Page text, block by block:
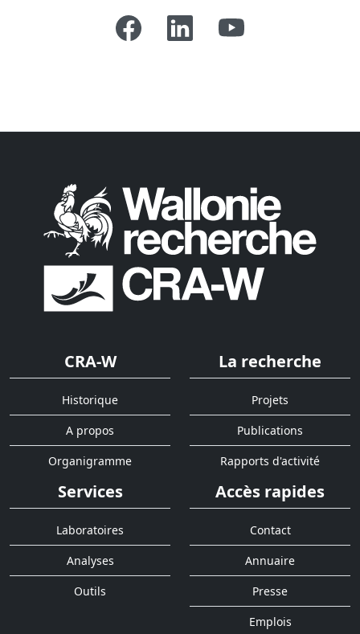
CRA-W
Historique
A propos
Organigramme
La recherche
Projets
Publications
Rapports d'activité
Services
Laboratoires
Analyses
Outils
Accès rapides
Contact
Annuaire
Presse
Emplois